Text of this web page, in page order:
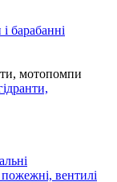
барабанні
мотопомпи
вентилі